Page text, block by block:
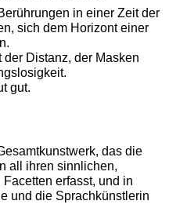
in einer Zeit der
sich dem Horizont einer
Distanz, der Masken
gut.
das die
all ihren sinnlichen,
erfasst, und in
und die Sprachkünstlerin